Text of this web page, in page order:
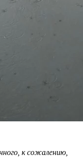
к сожалению,